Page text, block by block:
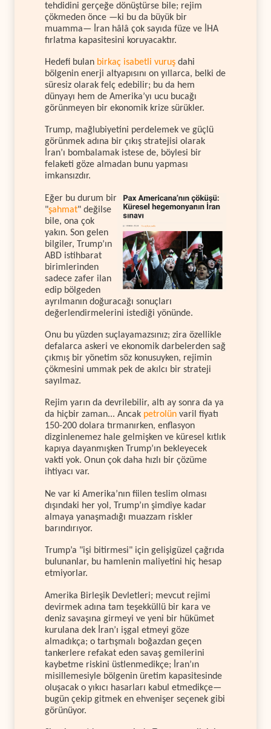
tehdidini gerçeğe dönüştürse bile; rejim
çökmeden önce —ki bu da büyük bir
muamma— İran hâlâ çok sayıda füze ve İHA
fırlatma kapasitesini koruyacaktır.
Hedefi bulan birkaç isabetli vuruş dahi
bölgenin enerji altyapısını on yıllarca, belki de
süresiz olarak felç edebilir; bu da hem
dünyayı hem de Amerika’yı ucu bucağı
görünmeyen bir ekonomik krize sürükler.
Trump, mağlubiyetini perdelemek ve güçlü
görünmek adına bir çıkış stratejisi olarak
İran’ı bombalamak istese de, böylesi bir
felaketi göze almadan bunu yapması
imkansızdır.
Eğer bu durum bir
"şahmat" değilse
bile, ona çok
yakın. Son gelen
bilgiler, Trump’ın
ABD istihbarat
birimlerinden
sadece zafer ilan
edip bölgeden
ayrılmanın doğuracağı sonuçları
değerlendirmelerini istediği yönünde.
Onu bu yüzden suçlayamazsınız; zira özellikle
defalarca askeri ve ekonomik darbelerden sağ
çıkmış bir yönetim söz konusuyken, rejimin
çökmesini ummak pek de akılcı bir strateji
sayılmaz.
Rejim yarın da devrilebilir, altı ay sonra da ya
da hiçbir zaman... Ancak petrolün varil fiyatı
150-200 dolara tırmanırken, enflasyon
dizginlenemez hale gelmişken ve küresel kıtlık
kapıya dayanmışken Trump’ın bekleyecek
vakti yok. Onun çok daha hızlı bir çözüme
ihtiyacı var.
Ne var ki Amerika’nın fiilen teslim olması
dışındaki her yol, Trump’ın şimdiye kadar
almaya yanaşmadığı muazzam riskler
barındırıyor.
Trump’a "işi bitirmesi" için gelişigüzel çağrıda
bulunanlar, bu hamlenin maliyetini hiç hesap
etmiyorlar.
Amerika Birleşik Devletleri; mevcut rejimi
devirmek adına tam teşekküllü bir kara ve
deniz savaşına girmeyi ve yeni bir hükümet
kurulana dek İran’ı işgal etmeyi göze
almadıkça; o tartışmalı boğazdan geçen
tankerlere refakat eden savaş gemilerini
kaybetme riskini üstlenmedikçe; İran’ın
misillemesiyle bölgenin üretim kapasitesinde
oluşacak o yıkıcı hasarları kabul etmedikçe—
bugün çekip gitmek en ehvenişer seçenek gibi
görünüyor.